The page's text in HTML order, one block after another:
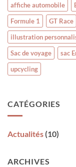
affiche automobile
Formule 1
GT Race
illustration
Sac de voyage
sac
upcycling
CATÉGORIES
Actualités (10)
ARCHIVES